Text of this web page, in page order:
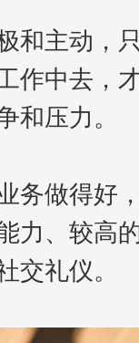
和主动，
作中去，
和压力。
务做得好
力、较高
交礼仪。